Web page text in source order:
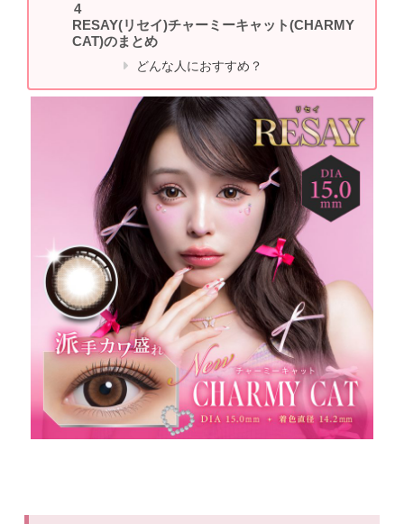
RESAY(リセイ)チャーミーキャット(CHARMY
CAT)のまとめ
どんな人におすすめ？